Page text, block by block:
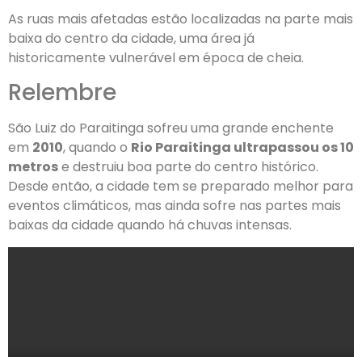
As ruas mais afetadas estão localizadas na parte mais
baixa do centro da cidade, uma área já
historicamente vulnerável em época de cheia.
Relembre
São Luiz do Paraitinga sofreu uma grande enchente
em 2010, quando o Rio Paraitinga ultrapassou os 10
metrose destruiu boa parte do centro histórico.
Desde então, a cidade tem se preparado melhor para
eventos climáticos, mas ainda sofre nas partes mais
baixas da cidade quando há chuvas intensas.